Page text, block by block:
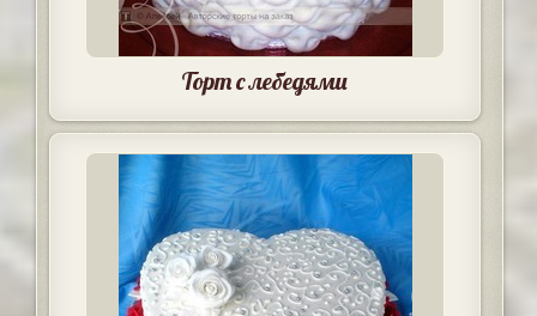
Торт с лебедями